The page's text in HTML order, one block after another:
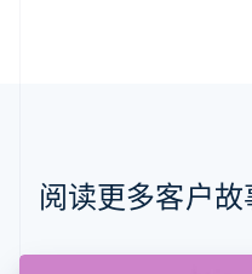
阅读更多客户故
Nederlands Français
波兰
丹麦